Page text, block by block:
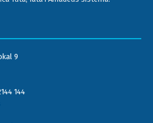
i organizacijom seminara i
Yuta, Iata i Amadeus sistema.
9